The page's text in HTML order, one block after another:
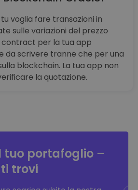
voglia fare transazioni in
sulle variazioni del prezzo
contract per la tua app
da scrivere tranne che per una
blockchain. La tua app non
la quotazione.
tuo portafoglio –
trovi